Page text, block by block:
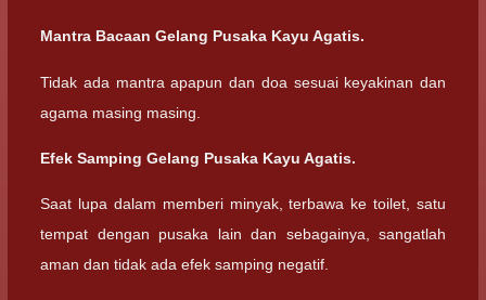
Mantra Bacaan Gelang Pusaka Kayu Agatis.
Tidak ada mantra apapun dan doa sesuai keyakinan dan
agama masing masing.
Efek Samping Gelang Pusaka Kayu Agatis.
Saat lupa dalam memberi minyak, terbawa ke toilet, satu
tempat dengan pusaka lain dan sebagainya, sangatlah
aman dan tidak ada efek samping negatif.